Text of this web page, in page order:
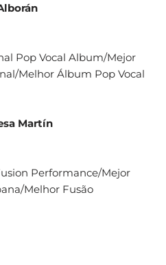
Pop Vocal Album/Mejor
Melhor Álbum Pop Vocal
Martín
Performance/Mejor
Melhor Fusão